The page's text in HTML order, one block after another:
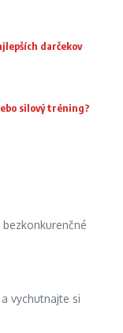
darčekov
silový tréning?
vychutnajte si